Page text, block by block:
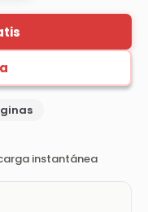
instantánea